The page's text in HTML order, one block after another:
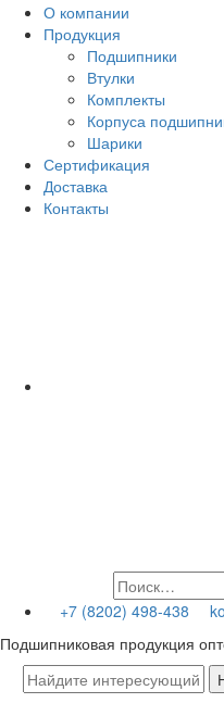
О компании
Продукция
Подшипники
Втулки
Комплекты
Корпуса
Шарики
Сертификация
Доставка
Контакты
+7 (8202) 498-438
Подшипниковая продукция